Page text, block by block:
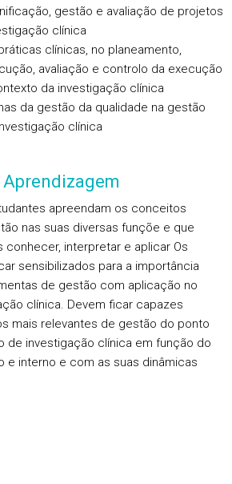
gestão e avaliação de projetos
clínica
clínicas, no planeamento,
avaliação e controlo da execução
da investigação clínica
da gestão da qualidade na gestão
clínica
apreendam os conceitos
nas suas diversas funçõe e que
conhecer, interpretar e aplicar Os
sensibilizados para a importância
de gestão com aplicação no
clínica. Devem ficar capazes
mais relevantes de gestão do ponto
de investigação clínica em função do
e interno e com as suas dinâmicas